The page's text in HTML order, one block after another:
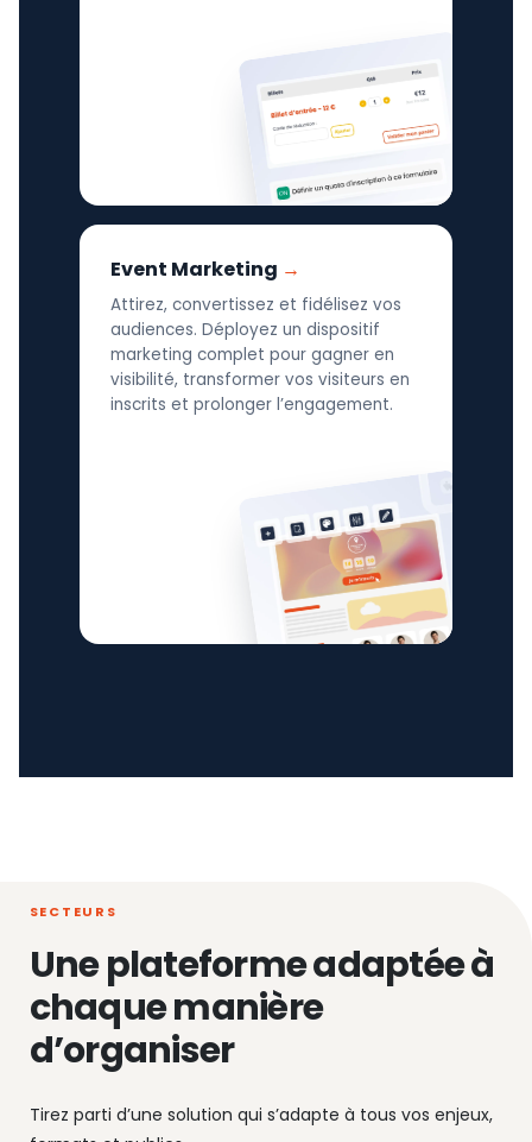
Event Marketing
Attirez, convertissez et fidélisez vos
audiences. Déployez un dispositif
marketing complet pour gagner en
visibilité, transformer vos visiteurs en
inscrits et prolonger l’engagement.
SECTEURS
Une plateforme adaptée à
chaque manière
d’organiser
Tirez parti d’une solution qui s’adapte à tous vos enjeux,